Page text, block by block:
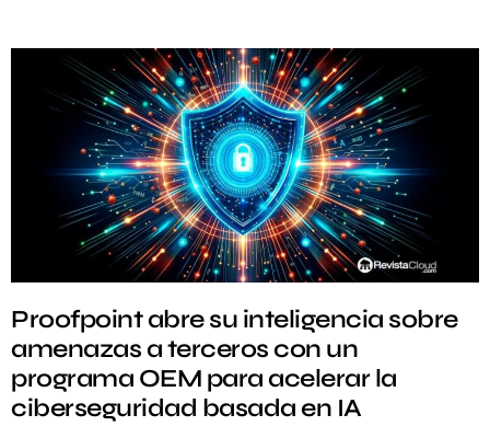
Proofpoint abre su inteligencia sobre
amenazas a terceros con un
programa OEM para acelerar la
ciberseguridad basada en IA